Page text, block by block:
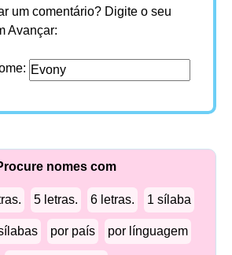
um comentário? Digite o seu
Avançar:
nomes com
5 letras. 6 letras. 1 sílaba
por país por línguagem